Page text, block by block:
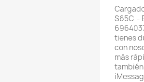
S65C -
tienes
con
más